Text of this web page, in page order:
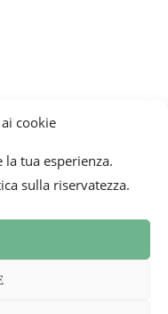
cookie
tua esperienza.
sulla riservatezza.
Stampa